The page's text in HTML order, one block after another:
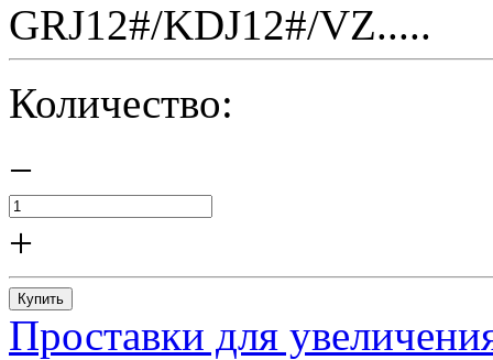
GRJ12#/KDJ12#/VZ.....
Количество:
−
+
Купить
Проставки для